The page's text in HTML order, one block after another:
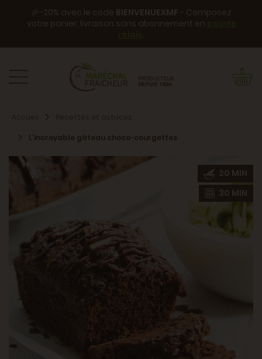
🎉-20% avec le code BIENVENUEXMF - Composez
votre panier, livraison sans abonnement en
.
L'incroyable gâteau choco-courgettes
20 MIN
30 MIN